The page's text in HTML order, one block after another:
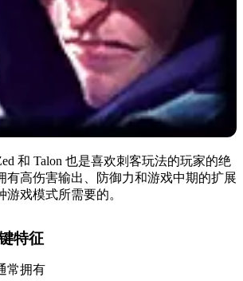
和 Talon 也是喜欢刺客玩法的玩家的绝
有高伤害输出、防御力和游戏中期的扩展
戏模式所需要的。
特征
常拥有